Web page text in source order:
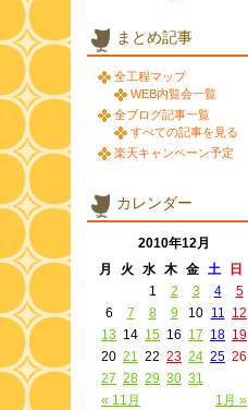
まとめ記事
全工程マップ
WEB内覧会一覧
全ブログ記事一覧
すべての記事を見る
楽天キャンペーン予定
カレンダー
2010年12月
月
火 水 木 金 土 日
« 11月 1月 »
1 2 3 4
5
6
7 8 9 10 11 12
13 14 15 16 17 18 19
20 21 22 23 24 25 26
27 28 29 30 31